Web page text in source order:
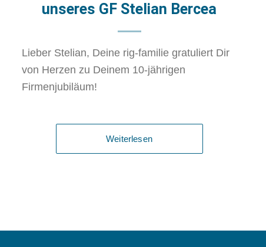
unseres GF Stelian Bercea
Lieber Stelian, Deine rig-familie gratuliert Dir
von Herzen zu Deinem 10-jährigen
Firmenjubiläum!
Weiterlesen